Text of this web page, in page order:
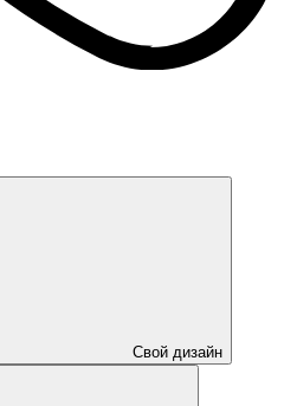
Свой дизайн